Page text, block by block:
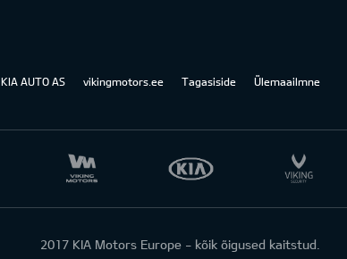
KIA AUTO AS vikingmotors.ee Tagasiside Ülemaailmne
2017 KIA Motors Europe - kõik õigused kaitstud.